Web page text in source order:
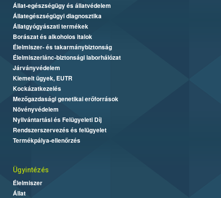
Állat-egészségügy és állatvédelem
Állategészségügyi diagnosztika
Állatgyógyászati termékek
Borászat és alkoholos italok
Élelmiszer- és takarmánybiztonság
Élelmiszerlánc-biztonsági laborhálózat
Járványvédelem
Kiemelt ügyek, EUTR
Kockázatkezelés
Mezőgazdasági genetikai erőforrások
Növényvédelem
Nyilvántartási és Felügyeleti Díj
Rendszerszervezés és felügyelet
Termékpálya-ellenőrzés
Ügyintézés
Élelmiszer
Állat